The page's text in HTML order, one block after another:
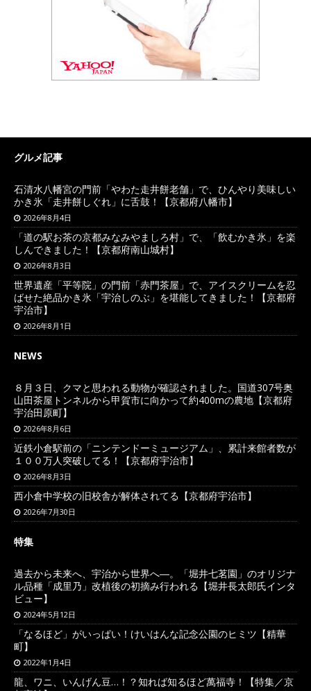
グルメ記事
石清水八幡宮の門前「やわた走井餅老舗」で、ひんやり美味しい
かき氷「走井餅しぐれ」に舌鼓！【京都府八幡市】
2026年8月4日
「道の駅お茶の京都みなみやましろ村」で、「飲むかき氷」を楽
しんできました！【京都府南山城村】
2026年8月3日
世界遺産「平等院」の門前「赤門茶屋」で、アイスクリームを忍
ばせた絶品かき氷「宇治しのぶ」を堪能してきました！【京都府
宇治市】
2026年8月1日
NEWS
８月３日、クマと思われる動物が確認されました。国道307号奥
山田茶屋トンネルから甲賀市に向かって約400mの農地【京都府
宇治田原町】
2026年8月6日
近鉄小倉駅前の「ニンテンドーミュージアム」、累計来館者数が
１００万人突破してる！【京都府宇治市】
2026年8月3日
西小倉中学校の旧校舎が解体されてる【京都府宇治市】
2026年7月30日
特集
過去から未来へ、宇治から世界へ―。「堀井七茗園」のオリジナ
ル品種「成里乃」改植後の初摘み行われる【堀井長太郎氏インタ
ビュー】
2024年5月12日
「なるほど」がいっぱい！けいはんな記念公園のヒミツ【精華
町】
2022年1月4日
龍、ワニ、いんげん豆…！？知れば知るほど萬福寺！【特集／京